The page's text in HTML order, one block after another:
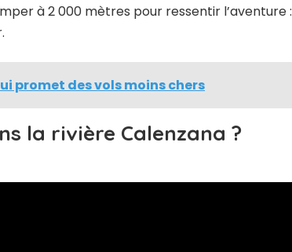
à 2 000 mètres pour ressentir l’aventure :
promet des vols moins chers
la rivière Calenzana ?